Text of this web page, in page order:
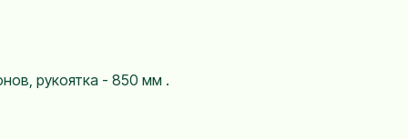
рукоятка - 850 мм .